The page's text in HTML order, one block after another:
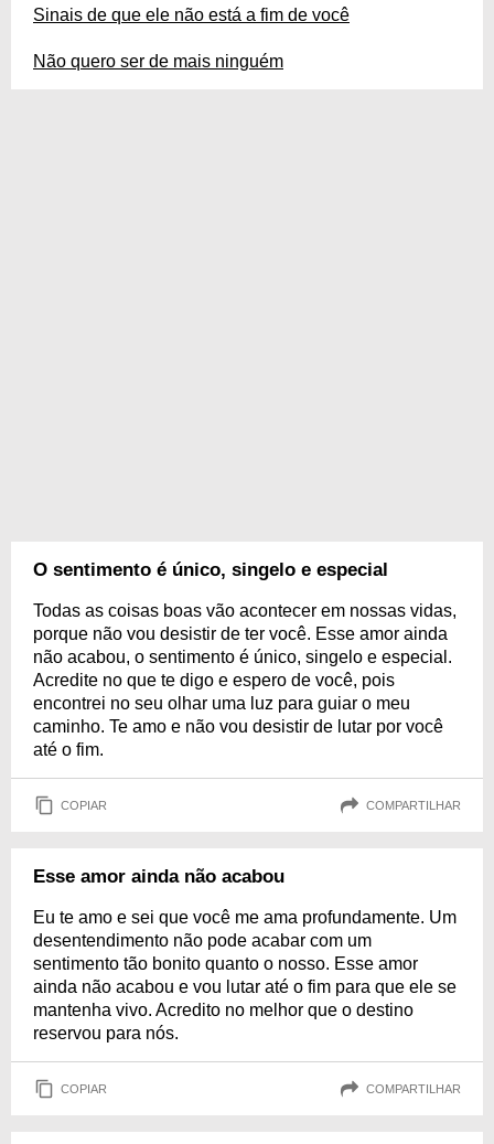
Sinais de que ele não está a fim de você
Não quero ser de mais ninguém
O sentimento é único, singelo e especial
Todas as coisas boas vão acontecer em nossas vidas,
porque não vou desistir de ter você. Esse amor ainda
não acabou, o sentimento é único, singelo e especial.
Acredite no que te digo e espero de você, pois
encontrei no seu olhar uma luz para guiar o meu
caminho. Te amo e não vou desistir de lutar por você
até o fim.
COPIAR COMPARTILHAR
Esse amor ainda não acabou
Eu te amo e sei que você me ama profundamente. Um
desentendimento não pode acabar com um
sentimento tão bonito quanto o nosso. Esse amor
ainda não acabou e vou lutar até o fim para que ele se
mantenha vivo. Acredito no melhor que o destino
reservou para nós.
COPIAR COMPARTILHAR